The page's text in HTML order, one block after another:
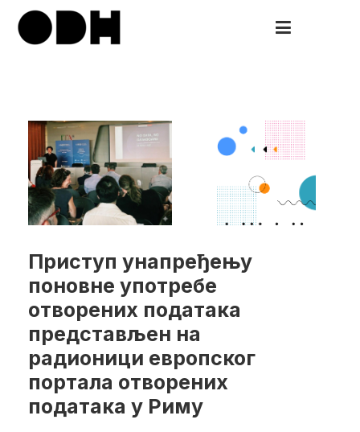
Скочи
Приступ унапређењу
поновне употребе
отворених података
представљен на
радионици европског
портала отворених
података у Риму